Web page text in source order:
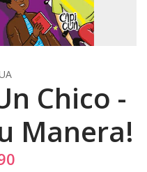
Chico -
Manera!